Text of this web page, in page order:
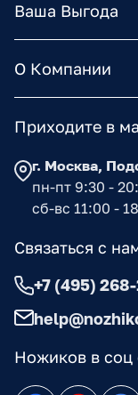
Ваша Выгода
О Компании
Ножиков в соц
Приходите в
г. Москва,
пн-пт 9:30 -
сб-вс 11:00 -
Связаться с
+7 (495)